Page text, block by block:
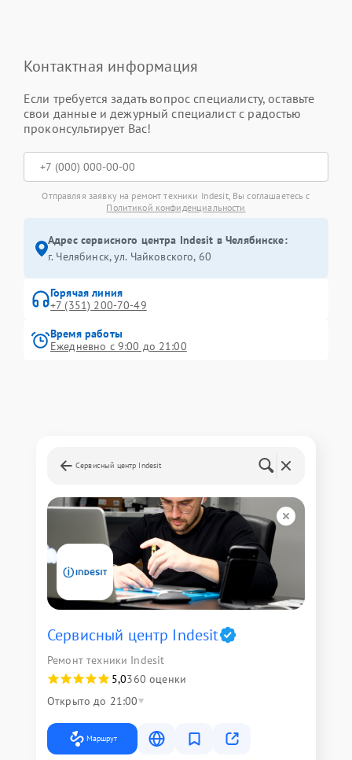
Контактная информация
Если требуется задать вопрос специалисту, оставьте
свои данные и дежурный специалист с радостью
проконсультирует Вас!
Отправляя заявку на ремонт техники Indesit, Вы соглашаетесь с
Политикой конфиденциальности
Адрес сервисного центра Indesit в Челябинске:
г. Челябинск, ул. Чайковского, 60
Горячая линия
+7 (351) 200-70-49
Время работы
Ежедневно с 9:00 до 21:00
Сервисный центр Indesit
Сервисный центр Indesit
Ремонт техники Indesit
5,0360 оценки
Открыто до 21:00
Маршрут